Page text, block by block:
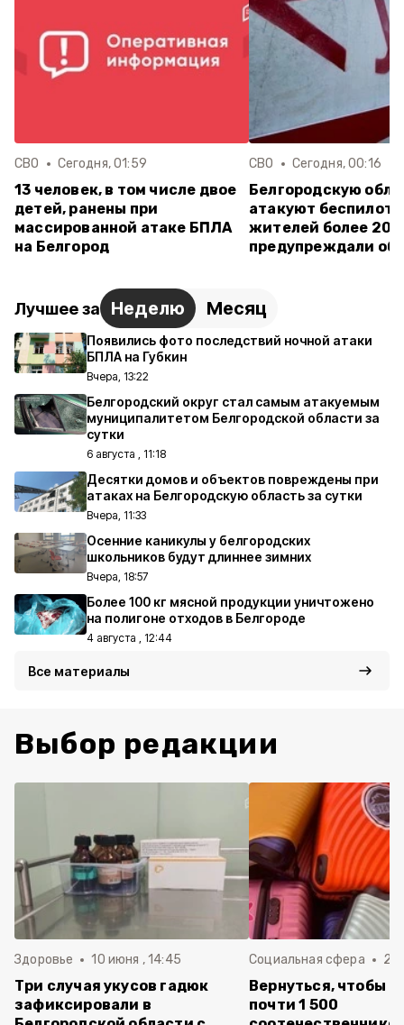
СВО Сегодня, 01:59
13 человек, в том числе двое
детей, ранены при
массированной атаке БПЛА
на Белгород
СВО Сегодня, 00:16
Белгородскую
атакуют
жителей более 20
предупреждали об
Лучшее за Неделю Месяц
Появились фото последствий ночной атаки
БПЛА на Губкин
Вчера, 13:22
Белгородский округ стал самым атакуемым
муниципалитетом Белгородской области за
сутки
6 августа , 11:18
Десятки домов и объектов повреждены при
атаках на Белгородскую область за сутки
Вчера, 11:33
Осенние каникулы у белгородских
школьников будут длиннее зимних
Вчера, 18:57
Более 100 кг мясной продукции уничтожено
на полигоне отходов в Белгороде
4 августа , 12:44
Все материалы
Выбор редакции
Здоровье 10 июня , 14:45
Три случая укусов гадюк
зафиксировали в
Социальная сфера 20
Вернуться, чтобы
почти 1 500